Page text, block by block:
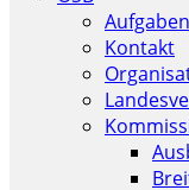
Aufgaben
Kontakt